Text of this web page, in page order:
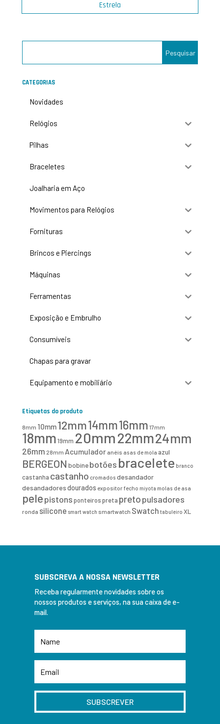
Estrela
CATEGORIAS
Novidades
Relógios
Pilhas
Braceletes
Joalharia em Aço
Movimentos para Relógios
Fornituras
Brincos e Piercings
Máquinas
Ferramentas
Exposição e Embrulho
Consumíveis
Chapas para gravar
Equipamento e mobiliário
Etiquetas do produto
8mm 10mm12mm14mm16mm 17mm
18mm19mm 20mm22mm24mm
26mm 28mm Acumulador anéis asas de mola azul
BERGEON bobinebotões bracelete branco
castanha castanho cromados desandador
desandadoresdourados expositor fecho miyota molas de asa
pelepistonsponteirospreta pretopulsadores
ronda silicone smart watch smartwatch Swatch tabuleiro XL
SUBSCREVA A NOSSA NEWSLETTER
Receba regularmente novidades sobre os
nossos produtos e serviços, na sua caixa de e-
mail.
SUBSCREVER